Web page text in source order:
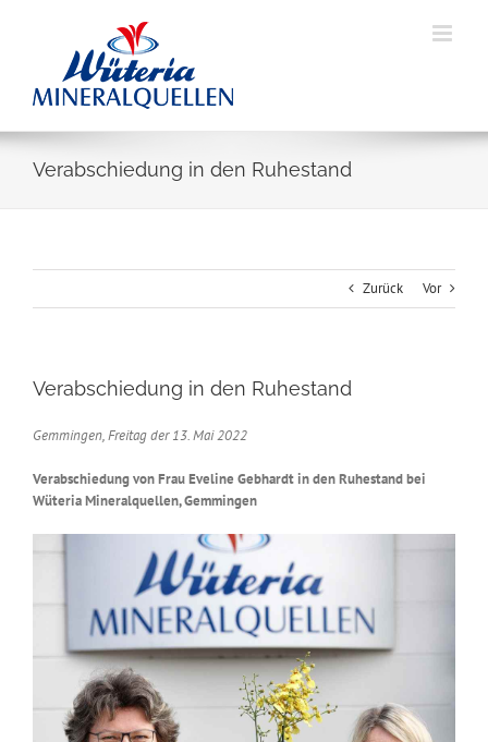
Verabschiedung in den Ruhestand
Zurück Vor
Verabschiedung in den Ruhestand
Gemmingen, Freitag der 13. Mai 2022
Verabschiedung von Frau Eveline Gebhardt in den Ruhestand bei
Wüteria Mineralquellen, Gemmingen